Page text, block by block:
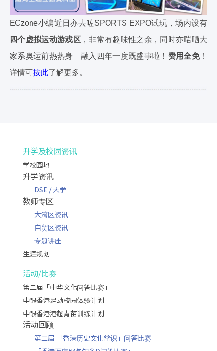
ECzone小编近日亦去咗SPORTS EXPO试玩，场内设有
四个虚拟运动游戏区 ，非常有趣味性之余，同时亦啱哂大
家系奥运前热热身，融入四年一度既盛事啦！ 费用全免！
详情可按此了解更多。
升学及校园资讯
学校园地
升学资讯
DSE / 大学
教师专区
大湾区资讯
自贸区资讯
专题讲座
生涯规划
活动/比赛
第二届「中华文化问答比赛」
中银香港足动校园体验计划
中银香港港超青苗训练计划
活动回顾
第二届 「香港历史文化常识」问答比赛